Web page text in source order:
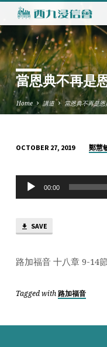
當恩典不再是
Home 講道 當恩典不再是恩
恩
典
不
是
典
OCTOBER 27, 2019 鄭慧
Audio
Player
00:00
SAVE
路加福音 十八章 9-14節
Tagged with 路加福音